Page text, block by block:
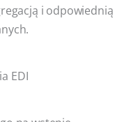
i odpowiednią
EDI